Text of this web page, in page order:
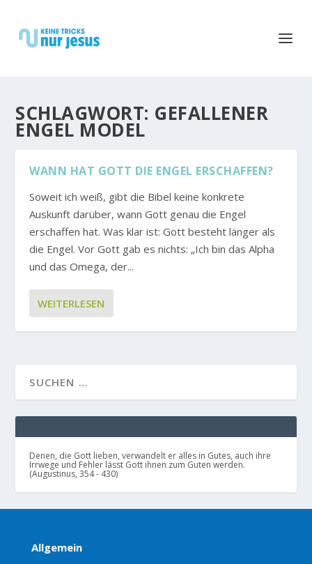
SCHLAGWORT: GEFALLENER
ENGEL MODEL
WANN HAT GOTT DIE ENGEL ERSCHAFFEN?
Soweit ich weiß, gibt die Bibel keine konkrete
Auskunft darüber, wann Gott genau die Engel
erschaffen hat. Was klar ist: Gott besteht länger als
die Engel. Vor Gott gab es nichts: „Ich bin das Alpha
und das Omega, der...
WEITERLESEN
Denen, die Gott lieben, verwandelt er alles in Gutes, auch ihre
Irrwege und Fehler lässt Gott ihnen zum Guten werden.
(Augustinus, 354 - 430)
Allgemein